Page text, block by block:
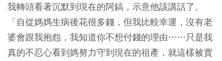
我轉頭看著沉默到現在的阿鎬，示意他該講話了。
「自從媽媽生病後花很多錢，但我比較幸運，沒有老
婆會跟我抱怨，我知道你不想付錢的理由……只是我
真的不忍心看到媽努力守到現在的祖產，就這樣被賣